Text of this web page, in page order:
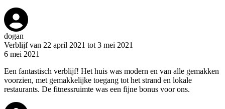
dogan
Verblijf van 22 april 2021 tot 3 mei 2021
6 mei 2021
Een fantastisch verblijf! Het huis was modern en van alle gemakken
voorzien, met gemakkelijke toegang tot het strand en lokale
restaurants. De fitnessruimte was een fijne bonus voor ons.